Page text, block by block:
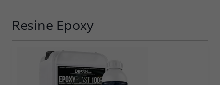
Resine Epoxy